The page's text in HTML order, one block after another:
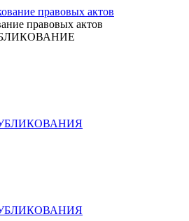
правовых актов